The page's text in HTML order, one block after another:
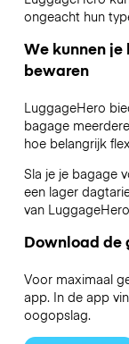
ongeacht hun
We kunnen
bewaren
LuggageHero
bagage
hoe belangrijk
Sla je je bagage
een lager
van
Download de
Voor maximaal
app. In de app
oogopslag.